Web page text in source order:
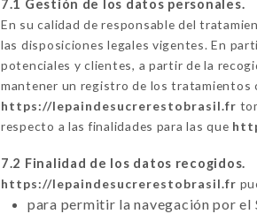
7.1 Gestión de los datos personales.
En su calidad de responsable del
las disposiciones legales vigentes. En
potenciales y clientes, a partir de la
mantener un registro de los tratamientos
https://lepaindesucrerestobrasil.fr
respecto a las finalidades para las que
7.2 Finalidad de los datos recogidos.
https://lepaindesucrerestobrasil.fr
para permitir la navegación por